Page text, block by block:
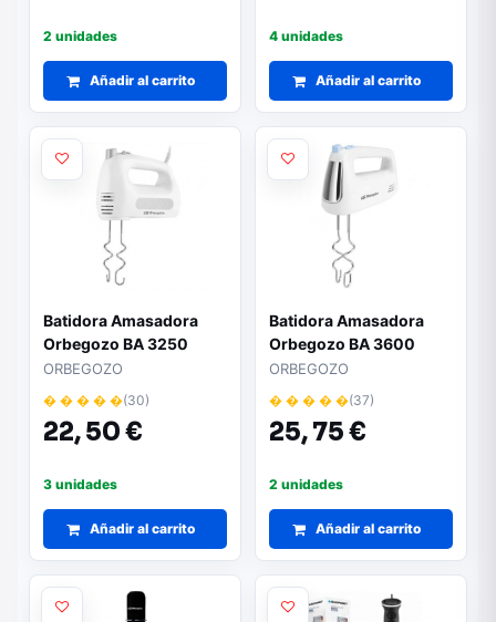
2 unidades
Añadir al carrito
4 unidades
Añadir al carrito
Batidora Amasadora
Orbegozo BA 3250
ORBEGOZO
� � � � �(30)
22,50 €
3 unidades
Añadir al carrito
Batidora Amasadora
Orbegozo BA 3600
ORBEGOZO
� � � � �(37)
25,75 €
2 unidades
Añadir al carrito